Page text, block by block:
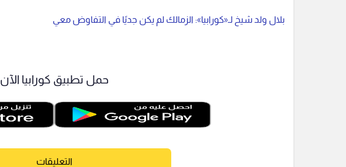
بلال ولد شيخ لـ«كورابيا»: الزمالك لم يكن جديًا في التفاوض معي
حمل تطبيق كورابيا الآن
التعليقات